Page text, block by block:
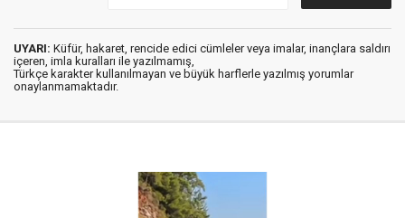
UYARI: Küfür, hakaret, rencide edici cümleler veya imalar, inançlara saldırı
içeren, imla kuralları ile yazılmamış,
Türkçe karakter kullanılmayan ve büyük harflerle yazılmış yorumlar
onaylanmamaktadır.